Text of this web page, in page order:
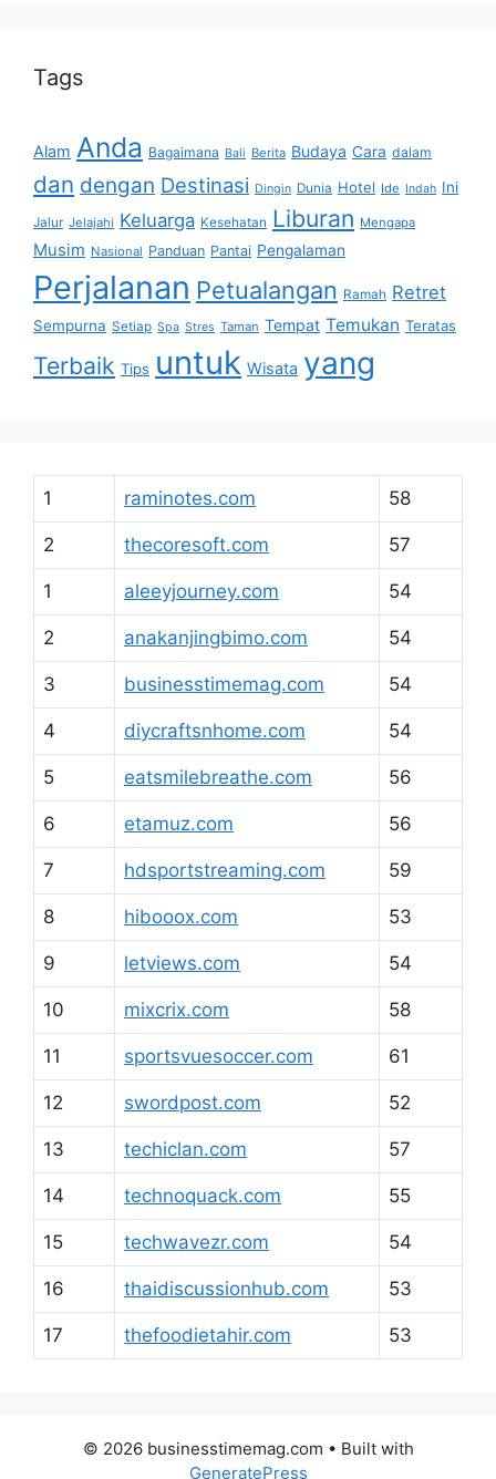
Tags
Alam Anda Bagaimana Bali Berita Budaya Cara dalam
dan dengan Destinasi Dingin Dunia Hotel Ide Indah Ini
Jalur Jelajahi Keluarga Kesehatan Liburan Mengapa
Musim Nasional Panduan Pantai Pengalaman
Perjalanan Petualangan Ramah Retret
Sempurna Setiap Spa Stres Taman Tempat Temukan Teratas
Terbaik Tips untuk Wisata yang
1 raminotes.com 58
2 thecoresoft.com 57
1 aleeyjourney.com 54
2 anakanjingbimo.com 54
3 businesstimemag.com 54
4 diycraftsnhome.com 54
5 eatsmilebreathe.com 56
6 etamuz.com 56
7 hdsportstreaming.com 59
8 hibooox.com 53
9 letviews.com 54
10 mixcrix.com 58
11 sportsvuesoccer.com 61
12 swordpost.com 52
13 techiclan.com 57
14 technoquack.com 55
15 techwavezr.com 54
16 thaidiscussionhub.com 53
17 thefoodietahir.com 53
© 2026 businesstimemag.com • Built with
GeneratePress